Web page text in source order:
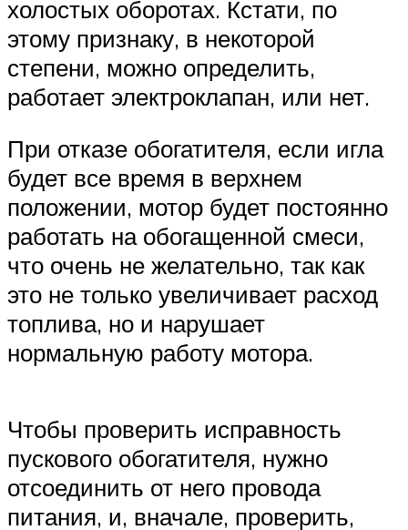
холостых оборотах. Кстати, по
этому признаку, в некоторой
степени, можно определить,
работает электроклапан, или нет.
При отказе обогатителя, если игла
будет все время в верхнем
положении, мотор будет постоянно
работать на обогащенной смеси,
что очень не желательно, так как
это не только увеличивает расход
топлива, но и нарушает
нормальную работу мотора.
Чтобы проверить исправность
пускового обогатителя, нужно
отсоединить от него провода
питания, и, вначале, проверить,